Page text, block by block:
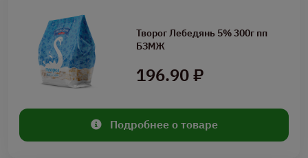
Творог Лебедянь 5% 300г пп
БЗМЖ
196.90 ₽
Подробнее о товаре